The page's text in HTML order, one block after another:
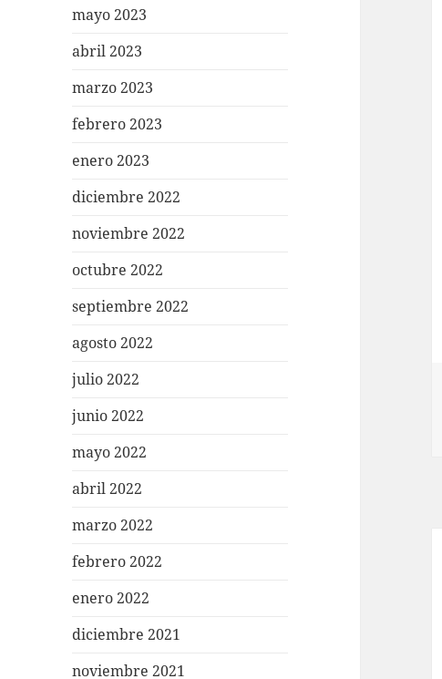
mayo 2023
abril 2023
marzo 2023
febrero 2023
enero 2023
diciembre 2022
noviembre 2022
octubre 2022
septiembre 2022
agosto 2022
julio 2022
junio 2022
mayo 2022
abril 2022
marzo 2022
febrero 2022
enero 2022
diciembre 2021
noviembre 2021